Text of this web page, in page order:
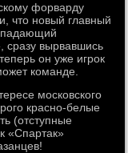
форварду
что новый главный
сразу вырвавшись
он уже игрок
команде.
московского
красно-белые
(отступные
«Спартак»